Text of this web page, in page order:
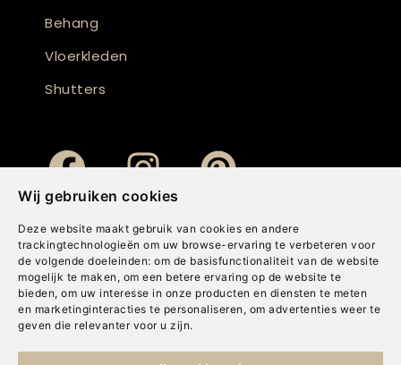
Wij gebruiken cookies
Deze website maakt gebruik van cookies en andere
trackingtechnologieën om uw browse-ervaring te verbeteren voor
de volgende doeleinden: om de basisfunctionaliteit van de website
mogelijk te maken , om een betere ervaring op de website te
bieden, om uw interesse in onze producten en diensten te meten
en marketinginteracties te personaliseren , om advertenties weer te
geven die relevanter voor u zijn.
Behang
Vloerkleden
Shutters